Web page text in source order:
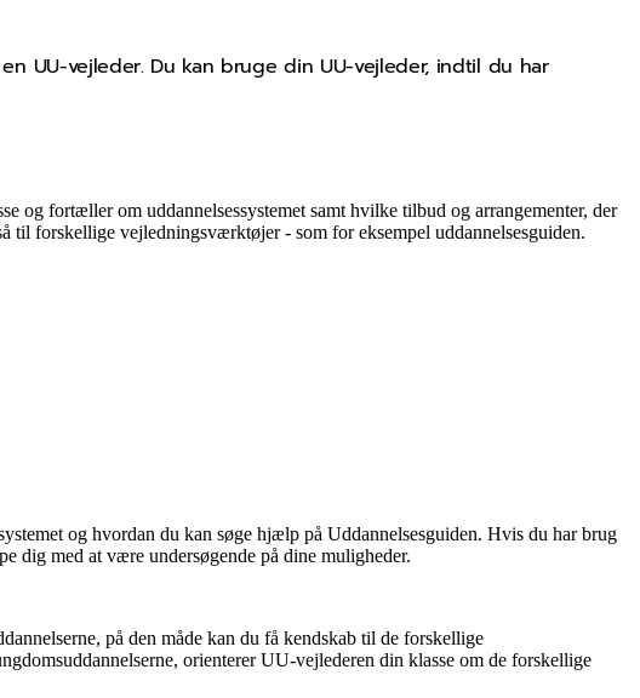
UU-vejleder. Du kan bruge din UU-vejleder, indtil du har
og fortæller om uddannelsessystemet samt hvilke tilbud og arrangementer, der
til forskellige vejledningsværktøjer - som for eksempel uddannelsesguiden.
og hvordan du kan søge hjælp på Uddannelsesguiden. Hvis du har brug
dig med at være undersøgende på dine muligheder.
på den måde kan du få kendskab til de forskellige
orienterer UU-vejlederen din klasse om de forskellige